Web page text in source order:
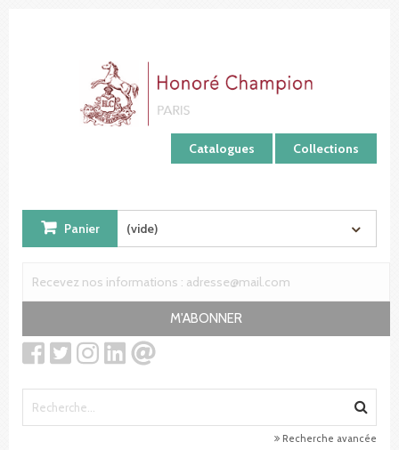
Catalogues Collections
Panier (vide)
M'ABONNER
Recherche avancée